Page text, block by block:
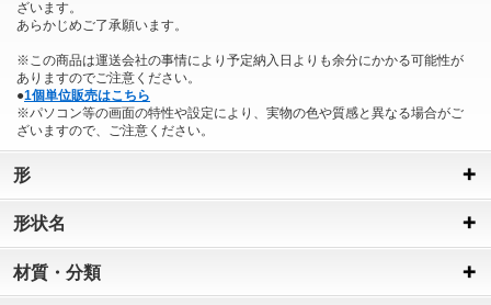
ざいます。
あらかじめご了承願います。
※この商品は運送会社の事情により予定納入日よりも余分にかかる可能性が
ありますのでご注意ください。
●1個単位販売はこちら
※パソコン等の画面の特性や設定により、実物の色や質感と異なる場合がご
ざいますので、ご注意ください。
形
形状名
材質・分類